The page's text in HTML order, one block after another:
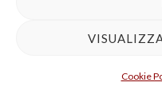
Cookie